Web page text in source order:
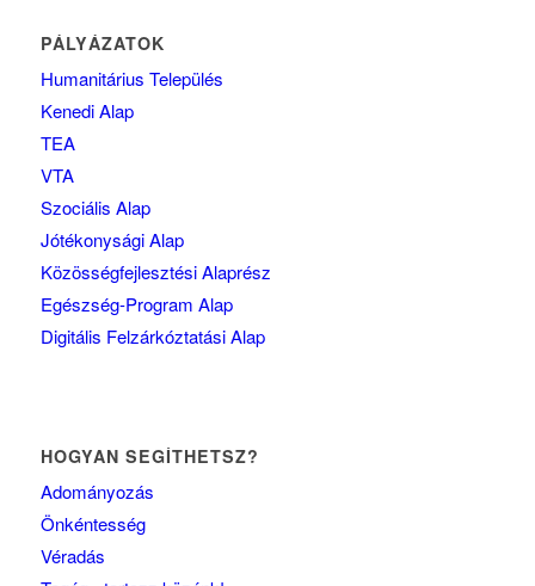
PÁLYÁZATOK
Humanitárius Település
Kenedi Alap
TEA
VTA
Szociális Alap
Jótékonysági Alap
Közösségfejlesztési Alaprész
Egészség-Program Alap
Digitális Felzárkóztatási Alap
HOGYAN SEGÍTHETSZ?
Adományozás
Önkéntesség
Véradás